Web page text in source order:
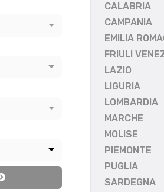
CALABRIA
CAMPANIA
EMILIA
FRIULI
LAZIO
LIGURIA
LOMBARDIA
MARCHE
MOLISE
PIEMONTE
PUGLIA
SARDEGNA